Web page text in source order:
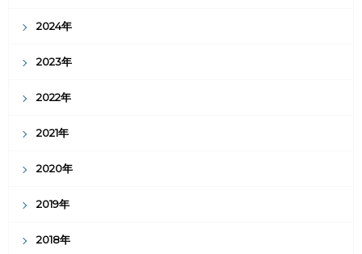
2024年
2023年
2022年
2021年
2020年
2019年
2018年